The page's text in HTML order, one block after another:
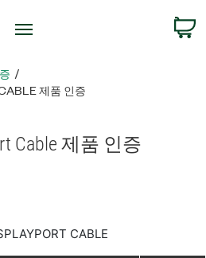
검색
제품 인증
Cable 제품 인증
CABLE